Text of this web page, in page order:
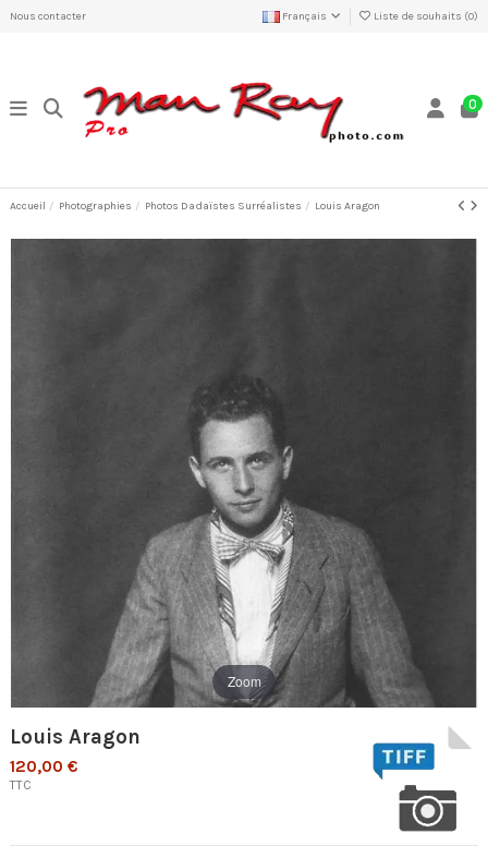
Nous contacter Français Liste de souhaits (0)
0
Accueil Photographies Photos Dadaïstes Surréalistes Louis Aragon
Zoom
Louis Aragon
120,00 €
TTC